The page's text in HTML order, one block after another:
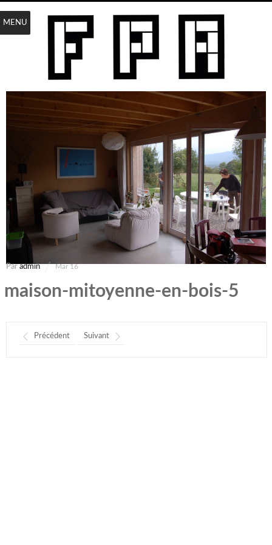
maison-mitoyenne-en-bois-5
Paradmin Mar 16
Précédent Suivant
MENU